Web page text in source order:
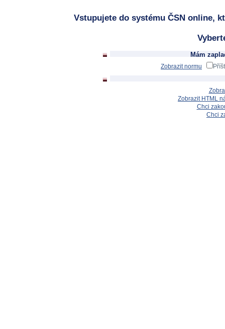
Vstupujete do systému ČSN online,
Mám
Zobrazit normu
Zobrazit HTML
Chci
Chci